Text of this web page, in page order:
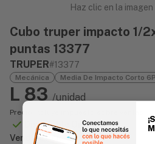
Haz clic en la
Cubo truper impacto 1/
puntas 13377
TRUPER#13377
Mecánica Media De Impacto Corto 6P
L 83 /unidad
Precio incluye impuesto sobre ventas
Disponible Online
Vendido Por: